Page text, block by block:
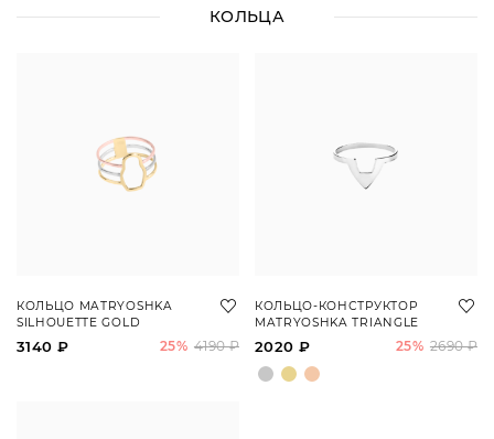
КОЛЬЦА
КОЛЬЦО MATRYOSHKA
SILHOUETTE GOLD
3140 ₽ 4190 ₽
25%
КОЛЬЦО-КОНСТРУКТОР
MATRYOSHKA TRIANGLE
2020 ₽ 2690 ₽
25%